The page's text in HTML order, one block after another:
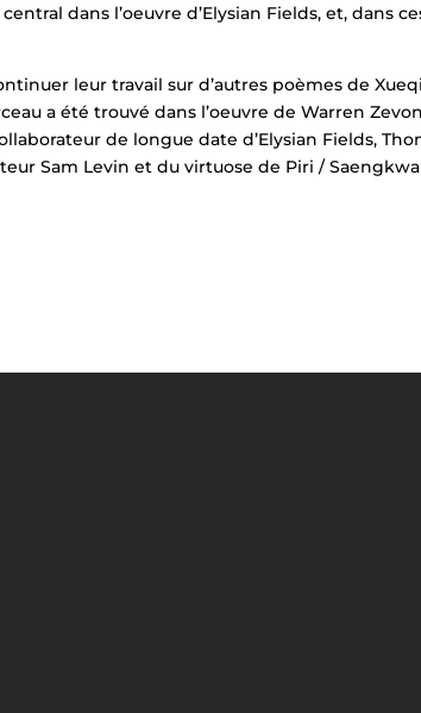
dans l’oeuvre d’Elysian Fields, et, dans
leur travail sur d’autres poèmes de
a été trouvé dans l’oeuvre de Warren
de longue date d’Elysian Fields,
Sam Levin et du virtuose de Piri /